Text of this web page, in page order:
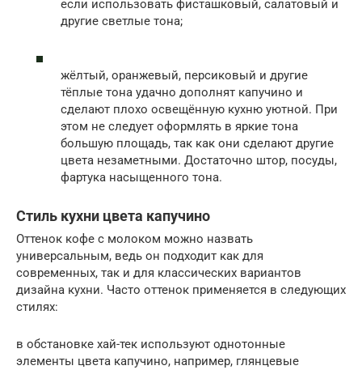
если использовать фисташковый, салатовый и
другие светлые тона;
жёлтый, оранжевый, персиковый и другие
тёплые тона удачно дополнят капучино и
сделают плохо освещённую кухню уютной. При
этом не следует оформлять в яркие тона
большую площадь, так как они сделают другие
цвета незаметными. Достаточно штор, посуды,
фартука насыщенного тона.
Стиль кухни цвета капучино
Оттенок кофе с молоком можно назвать
универсальным, ведь он подходит как для
современных, так и для классических вариантов
дизайна кухни. Часто оттенок применяется в следующих
стилях:
в обстановке хай-тек используют однотонные
элементы цвета капучино, например, глянцевые